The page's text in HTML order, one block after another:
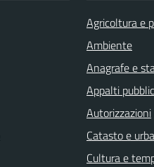
Agricoltura e
Ambiente
Anagrafe e
Appalti
Autorizzazioni
Catasto e
Cultura e